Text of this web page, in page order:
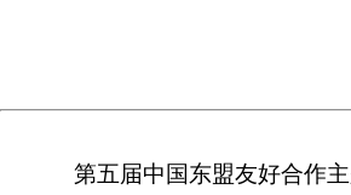
第五届中国东盟友好合作